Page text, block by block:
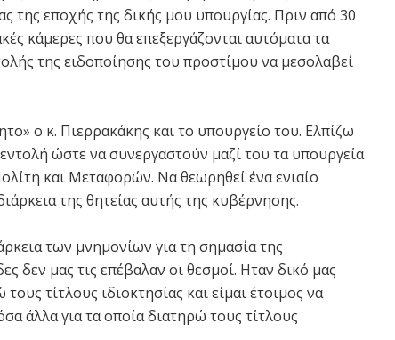
της εποχής της δικής μου υπουργίας. Πριν από 30
κάμερες που θα επεξεργάζονται αυτόματα τα
της ειδοποίησης του προστίμου να μεσολαβεί
ο κ. Πιερρακάκης και το υπουργείο του. Ελπίζω
ώστε να συνεργαστούν μαζί του τα υπουργεία
και Μεταφορών. Να θεωρηθεί ένα ενιαίο
της θητείας αυτής της κυβέρνησης.
των μνημονίων για τη σημασία της
δεν μας τις επέβαλαν οι θεσμοί. Ηταν δικό μας
τίτλους ιδιοκτησίας και είμαι έτοιμος να
άλλα για τα οποία διατηρώ τους τίτλους